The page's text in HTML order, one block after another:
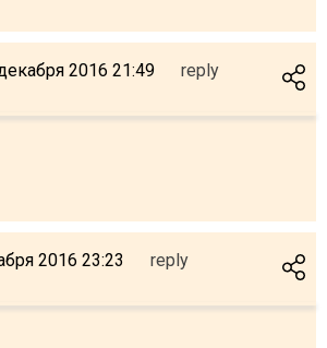
2016 21:49 reply
2016 23:23 reply